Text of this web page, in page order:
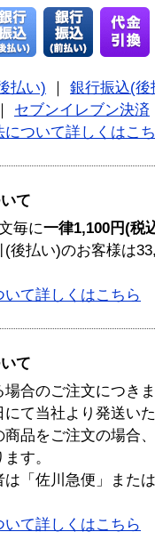
払い)
銀行振込(後
セブンイレブン決済
について詳しくはこ
て
毎に一律1,100円(税
後払い)のお客様は
いて詳しくはこちら
て
場合のご注文につき
にて当社より発送い
商品をご注文の場合
す。
「佐川急便」また
いて詳しくはこちら